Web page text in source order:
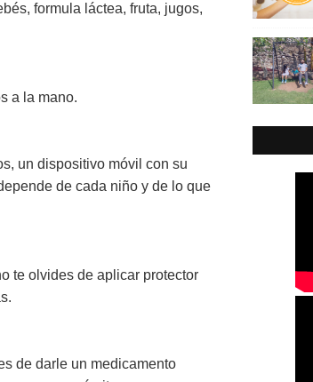
formula láctea, fruta, jugos,
a la mano.
un dispositivo móvil con su
de cada niño y de lo que
te olvides de aplicar protector
de darle un medicamento